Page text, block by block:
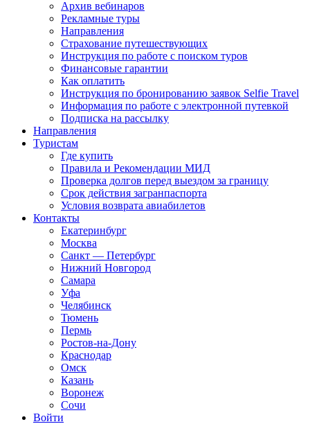
Архив вебинаров
Рекламные туры
Направления
Страхование путешествующих
Инструкция по работе с поиском туров
Финансовые гарантии
Как оплатить
Инструкция по бронированию заявок Selfie Travel
Информация по работе с электронной путевкой
Подписка на рассылку
Направления
Туристам
Где купить
Правила и Рекомендации МИД
Проверка долгов перед выездом за границу
Срок действия загранпаспорта
Условия возврата авиабилетов
Контакты
Екатеринбург
Москва
Санкт — Петербург
Нижний Новгород
Самара
Уфа
Челябинск
Тюмень
Пермь
Ростов-на-Дону
Краснодар
Омск
Казань
Воронеж
Сочи
Войти